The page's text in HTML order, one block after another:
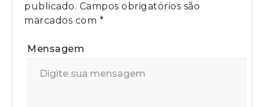
publicado. Campos obrigatórios são
marcados com *
Mensagem